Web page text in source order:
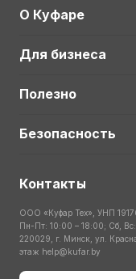
О Куфаре
Для бизнеса
Полезно
Безопасность
Контакты
ООО «Куфар Тех», УНП
Пн-Пт: 10:00 – 18:00; Сб,
220029, г. Минск, ул.
этаж help@kufar.by